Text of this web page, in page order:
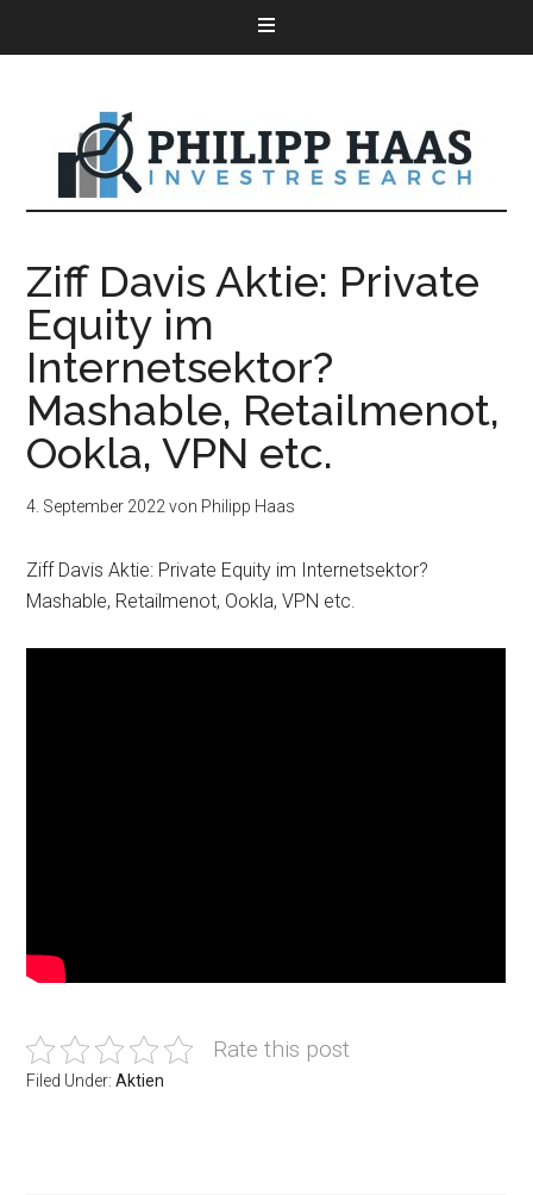
Ziff Davis Aktie: Private
Equity im
Internetsektor?
Mashable, Retailmenot,
Ookla, VPN etc.
4. September 2022 von Philipp Haas
Ziff Davis Aktie: Private Equity im Internetsektor?
Mashable, Retailmenot, Ookla, VPN etc.
Rate this post
Filed Under:Aktien